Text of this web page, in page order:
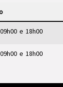
e 18h00
e 18h00